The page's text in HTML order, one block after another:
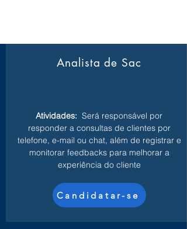
Analista de Sac
Atividades: Será responsável por
responder a consultas de clientes por
telefone, e-mail ou chat, além de registrar e
monitorar feedbacks para melhorar a
experiência do cliente
Candidatar-se